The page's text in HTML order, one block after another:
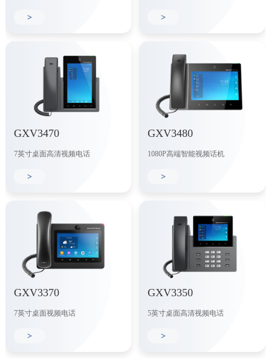
> >
GXV3470
7英寸桌面高清视频电话
>
GXV3480
1080P高端智能视频话机
>
GXV3370
7英寸桌面视频电话
>
GXV3350
5英寸桌面高清视频电话
>